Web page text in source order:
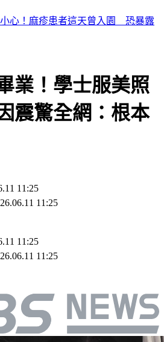
見受訪：父親拜登癌症已擴散
業！學士服美照
震驚全網：根本
11:25
11:25
11:25
11:25